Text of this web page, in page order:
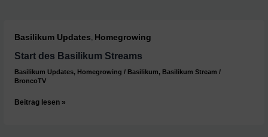
Basilikum Updates, Homegrowing
Start des Basilikum Streams
Basilikum Updates, Homegrowing / Basilikum, Basilikum Stream /
BroncoTV
Start
Beitrag lesen »